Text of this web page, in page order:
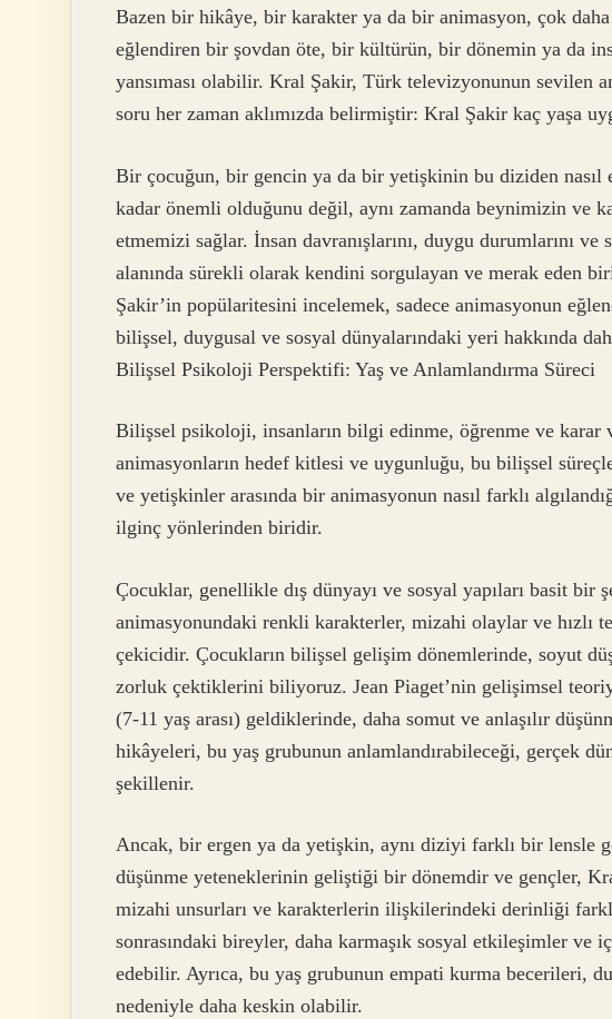
Bazen bir hikâye, bir karakter ya da bir animasyon, çok daha
eğlendiren bir şovdan öte, bir kültürün, bir dönemin ya da
yansıması olabilir. Kral Şakir, Türk televizyonunun sevilen
soru her zaman aklımızda belirmiştir: Kral Şakir kaç yaşa
Bir çocuğun, bir gencin ya da bir yetişkinin bu diziden nasıl
kadar önemli olduğunu değil, aynı zamanda beynimizin ve
etmemizi sağlar. İnsan davranışlarını, duygu durumlarını
alanında sürekli olarak kendini sorgulayan ve merak eden
Şakir’in popülaritesini incelemek, sadece animasyonun
bilişsel, duygusal ve sosyal dünyalarındaki yeri hakkında
Bilişsel Psikoloji Perspektifi: Yaş ve Anlamlandırma Süreci
Bilişsel psikoloji, insanların bilgi edinme, öğrenme ve
animasyonların hedef kitlesi ve uygunluğu, bu bilişsel
ve yetişkinler arasında bir animasyonun nasıl farklı
ilginç yönlerinden biridir.
Çocuklar, genellikle dış dünyayı ve sosyal yapıları basit bir
animasyonundaki renkli karakterler, mizahi olaylar ve hızlı
çekicidir. Çocukların bilişsel gelişim dönemlerinde, soyut
zorluk çektiklerini biliyoruz. Jean Piaget’nin gelişimsel
(7-11 yaş arası) geldiklerinde, daha somut ve anlaşılır
hikâyeleri, bu yaş grubunun anlamlandırabileceği, gerçek
şekillenir.
Ancak, bir ergen ya da yetişkin, aynı diziyi farklı bir
düşünme yeteneklerinin geliştiği bir dönemdir ve gençler,
mizahi unsurları ve karakterlerin ilişkilerindeki derinliği
sonrasındaki bireyler, daha karmaşık sosyal etkileşimler ve
edebilir. Ayrıca, bu yaş grubunun empati kurma becerileri,
nedeniyle daha keskin olabilir.